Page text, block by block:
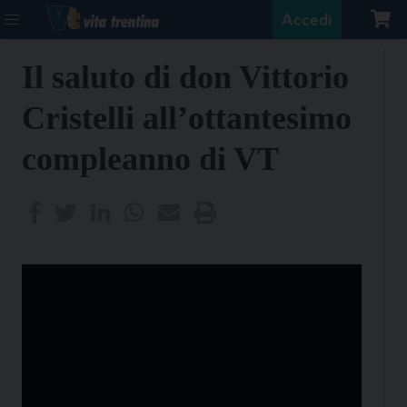
Accedi
Il saluto di don Vittorio
Cristelli all’ottantesimo
compleanno di VT